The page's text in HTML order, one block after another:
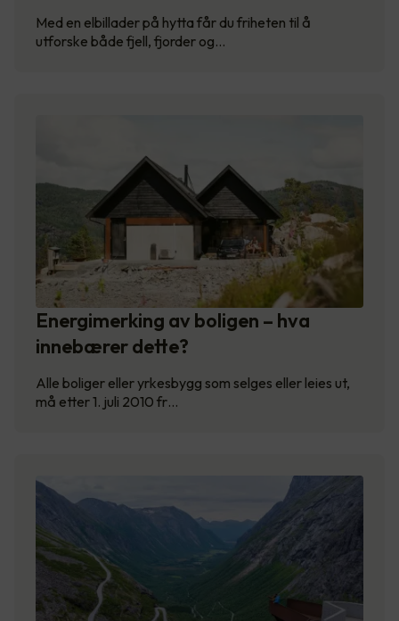
Med en elbillader på hytta får du friheten til å
utforske både fjell, fjorder og…
Energimerking av boligen – hva
innebærer dette?
Alle boliger eller yrkesbygg som selges eller leies ut,
må etter 1. juli 2010 fr…